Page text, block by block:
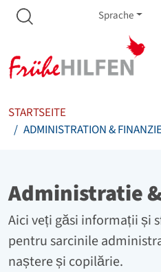
Zum Inhalt springen
Zur Navigation springen
Meta Navigation
Sprache
STARTSEITE
ADMINISTRATION &
Administratie
Aici veți găsi informații și
pentru sarcinile
naștere și copilărie.